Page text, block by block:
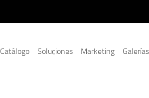
Catálogo Soluciones Marketing Galerías